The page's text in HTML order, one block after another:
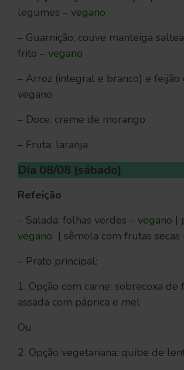
legumes – vegano
– Guarnição: couve manteiga
frito – vegano
– Arroz (integral e branco) e feijão
vegano
– Doce: creme de morango
– Fruta: laranja
Dia 08/08 (sábado)
Refeição
– Salada: folhas verdes – vegano |
vegano | sêmola com frutas secas
– Prato principal:
1. Opção com carne: sobrecoxa de
assada com páprica e mel
Ou
2. Opção vegetariana: quibe de